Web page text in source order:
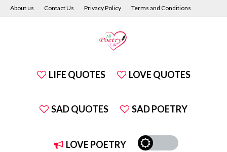
About us Contact Us Privacy Policy Terms and Conditions
LIFE QUOTES LOVE QUOTES
SAD QUOTES SAD POETRY
LOVE POETRY